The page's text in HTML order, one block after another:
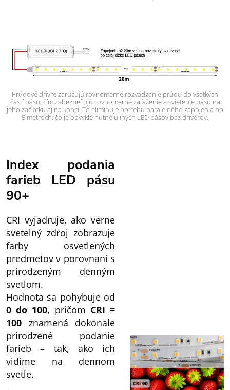
Prúdové drivre zaručujú rovnomerné rozvádzanie prúdu do všetkých
častí pásu, čím zabezpečujú rovnomerné zaťaženie a svietenie pásu na
jeho začiatku aj na konci. To eliminuje potrebu paralelného zapojenia po
5 metroch, čo je obvykle nutné u iných LED pásov bez driverov.
Index podania
farieb LED pásu
90+
CRI vyjadruje, ako verne
svetelný zdroj zobrazuje
farby osvetlených
predmetov v porovnaní s
prirodzeným denným
svetlom.
Hodnota sa pohybuje od
0 do 100, pričom CRI =
100 znamená dokonale
prirodzené podanie
farieb – tak, ako ich
vidíme na dennom
svetle.